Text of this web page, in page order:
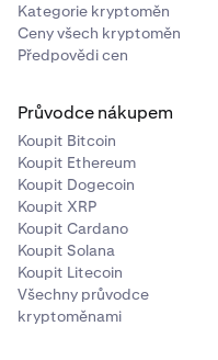
Kategorie kryptoměn
Ceny všech kryptoměn
Předpovědi cen
Průvodce nákupem
Koupit Bitcoin
Koupit Ethereum
Koupit Dogecoin
Koupit XRP
Koupit Cardano
Koupit Solana
Koupit Litecoin
Všechny průvodce
kryptoměnami